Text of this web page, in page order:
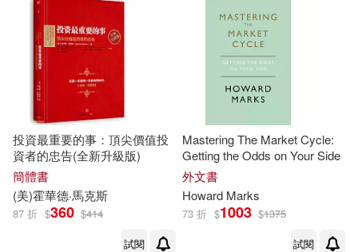
價格
範圍
投資最重要的事：頂尖價值投
資者的忠告(全新升級版)
簡體書
(美)霍華德·馬克斯
87 折 $360 $414
試閱
Mastering The Market Cycle:
Getting the Odds on Your Side
外文書
Howard Marks
73 折 $1003 $1375
試閱